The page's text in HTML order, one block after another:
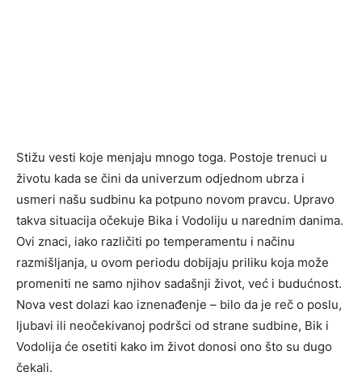
Stižu vesti koje menjaju mnogo toga. Postoje trenuci u
životu kada se čini da univerzum odjednom ubrza i
usmeri našu sudbinu ka potpuno novom pravcu. Upravo
takva situacija očekuje Bika i Vodoliju u narednim danima.
Ovi znaci, iako različiti po temperamentu i načinu
razmišljanja, u ovom periodu dobijaju priliku koja može
promeniti ne samo njihov sadašnji život, već i budućnost.
Nova vest dolazi kao iznenađenje – bilo da je reč o poslu,
ljubavi ili neočekivanoj podršci od strane sudbine, Bik i
Vodolija će osetiti kako im život donosi ono što su dugo
čekali.